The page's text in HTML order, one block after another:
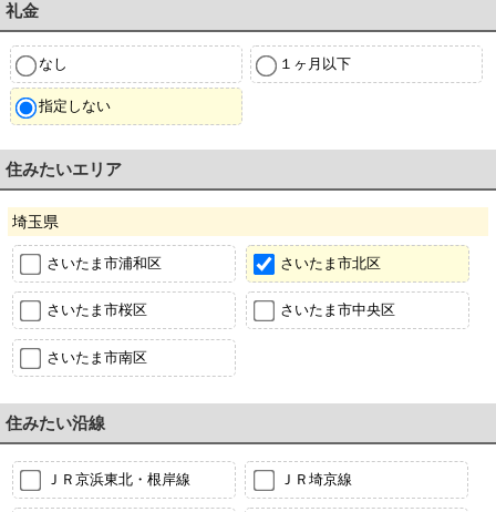
礼金
なし １ヶ月以下
指定しない
住みたいエリア
埼玉県
さいたま市浦和区 さいたま市北区
さいたま市桜区 さいたま市中央区
さいたま市南区
住みたい沿線
ＪＲ京浜東北・根岸線 ＪＲ埼京線